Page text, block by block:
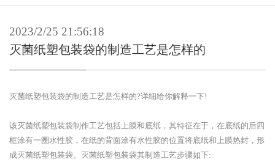
2023/2/25 21:56:18
灭菌纸塑包装袋的制造工艺是怎样的
灭菌纸塑包装袋的制造工艺是怎样的?详细给你解释一下!
该灭菌纸塑包装袋制作工艺包括上膜和底纸，其特征在于，在底纸的后四
框涂有一圈水性胶，在纸的背面涂有水性胶的位置将底纸和上膜热封，形
成灭菌纸塑包装袋。灭菌纸塑包装袋其制造工艺步骤如下: